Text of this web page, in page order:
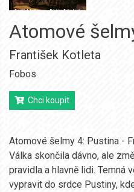
Atomové
František Kotleta
Fobos
Chci koupit
Atomové šelmy 4: Pustina -
Válka skončila dávno, ale
pravidla a hlavně lidi. Temná
vypravit do srdce Pustiny,